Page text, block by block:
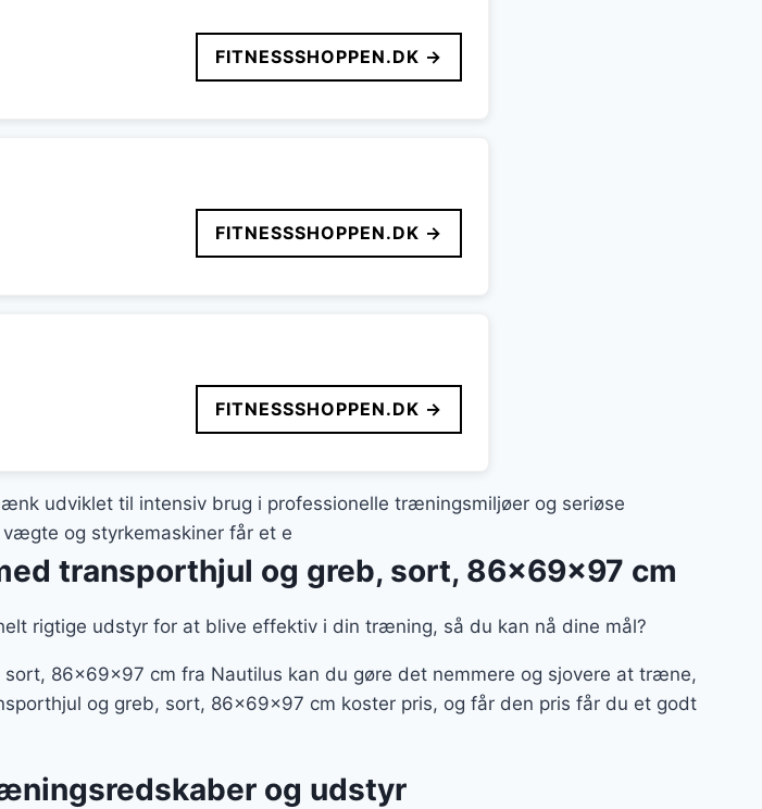
FITNESSSHOPPEN.DK →
FITNESSSHOPPEN.DK →
FITNESSSHOPPEN.DK →
udviklet til intensiv brug i professionelle træningsmiljøer og seriøse
og styrkemaskiner får et e
transporthjul og greb, sort, 86x69x97 cm
rigtige udstyr for at blive effektiv i din træning, så du kan nå dine mål?
86x69x97 cm fra Nautilus kan du gøre det nemmere og sjovere at træne,
og greb, sort, 86x69x97 cm koster pris, og får den pris får du et godt
og udstyr